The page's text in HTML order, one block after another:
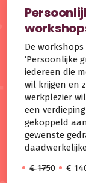
De
‘Persoonlijke
iedereen die
wil krijgen en
werkplezier
een
gekoppeld
gewenste
€ 1750
€